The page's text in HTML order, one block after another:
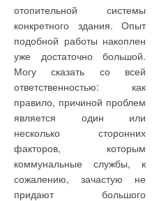
отопительной системы
конкретного здания. Опыт
подобной работы накоплен
уже достаточно большой.
Могу сказать со всей
ответственностью: как
правило, причиной проблем
является один или
несколько сторонних
факторов, которым
коммунальные службы, к
сожалению, зачастую не
придают большого
дилерам компании в
любом регионе
страны
Уже многие годы KSB
успешно сотрудничает с
МГУП «Мосводоканал». На
насосных станциях «Ново-
Кунцевская» и
«Люблинская» запущены в
эксплуатацию мощные
погружные насосы сухой
(трехступенчатый) — на
резервном. В этом случае
необходимо
усовершенствовать
алгоритм работы обычного
регулятора: ПИД-закон
управления дополняется
переключателем выбора
режима работы горелки
«резервное топливо/газ»,
который задает дискретный
режим управления.